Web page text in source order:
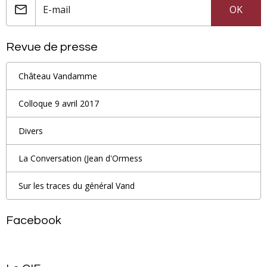
OK
Revue de presse
Château Vandamme
Colloque 9 avril 2017
Divers
La Conversation (Jean d'Ormess
Sur les traces du général Vand
Facebook